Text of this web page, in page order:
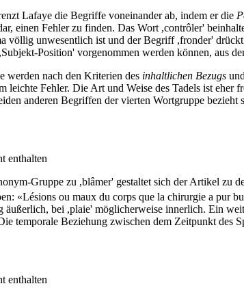
Lafaye die Begriffe voneinander ab, indem er die
einen Fehler zu finden. Das Wort ,contrôler'
völlig unwesentlich ist und der Begriff ,fronder'
Position' vorgenommen werden können, aus
werden nach den Kriterien des inhaltlichen Bezugs
leichte Fehler. Die Art und Weise des Tadels ist
anderen Begriffen der vierten Wortgruppe
enthalten
Gruppe zu ,blâmer' gestaltet sich der Artikel zu
«Lésions ou maux du corps que la chirurgie a pur
äußerlich, bei ,plaie' möglicherweise innerlich. Ein
temporale Beziehung zwischen dem Zeitpunkt des
enthalten